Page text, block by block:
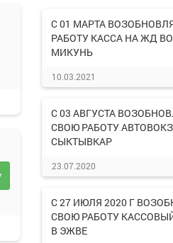
С 01 МАРТА
РАБОТУ КАССА НА ЖД
МИКУНЬ
10.03.2021
С 03 АВГУСТА
СВОЮ РАБОТУ
СЫКТЫВКАР
23.07.2020
С 27 ИЮЛЯ 2020 Г
СВОЮ РАБОТУ
В ЭЖВЕ